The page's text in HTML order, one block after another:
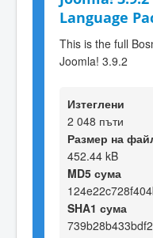
Language
This is the full
Joomla! 3.9.2
Изтеглени
2 048 пъти
Размер на
452.44 kB
MD5 сума
SHA1 сума